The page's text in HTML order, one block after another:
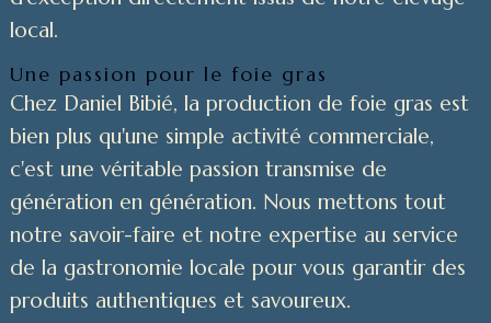
local.
Une passion pour le foie gras
Chez Daniel Bibié, la production de foie gras est
bien plus qu'une simple activité commerciale,
c'est une véritable passion transmise de
génération en génération. Nous mettons tout
notre savoir-faire et notre expertise au service
de la gastronomie locale pour vous garantir des
produits authentiques et savoureux.